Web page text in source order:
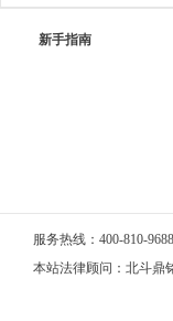
新手指南
服务热线：400-810-
本站法律顾问：北斗鼎